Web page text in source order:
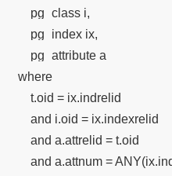
    pg_class i,
    pg_index ix,
    pg_attribute a
where
    t.oid = ix.indrelid
    and i.oid = ix.indexrelid
    and a.attrelid = t.oid
and a.attnum =